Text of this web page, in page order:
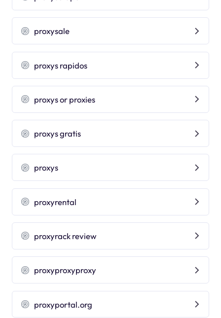
proxysale
proxys rapidos
proxys or proxies
proxys gratis
proxys
proxyrental
proxyrack review
proxyproxyproxy
proxyportal.org